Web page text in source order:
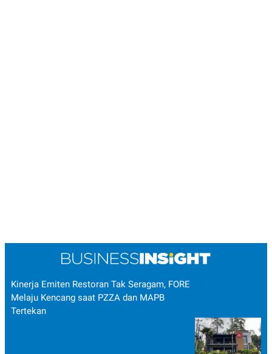
Kinerja Emiten Restoran Tak Seragam, FORE
Melaju Kencang saat PZZA dan MAPB
Tertekan